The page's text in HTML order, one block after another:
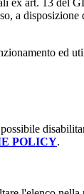
art. 13 del
ed
POLICY.